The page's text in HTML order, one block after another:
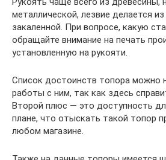
металлической, лезвие делается
закаленной. При вопросе, какую
обращайте внимание на печать
установленную на рукояти.
Список достоинств топора можно
работы с ним, так как здесь
Второй плюс — это доступность
плане, что отыскать такой топор
любом магазине.